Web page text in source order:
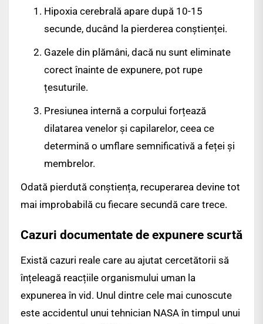
Hipoxia cerebrală apare după 10-15
secunde, ducând la pierderea conștienței.
Gazele din plămâni, dacă nu sunt eliminate
corect înainte de expunere, pot rupe
țesuturile.
Presiunea internă a corpului forțează
dilatarea venelor și capilarelor, ceea ce
determină o umflare semnificativă a feței și
membrelor.
Odată pierdută conștiența, recuperarea devine tot
mai improbabilă cu fiecare secundă care trece.
Cazuri documentate de expunere scurtă
Există cazuri reale care au ajutat cercetătorii să
înțeleagă reacțiile organismului uman la
expunerea în vid. Unul dintre cele mai cunoscute
este accidentul unui tehnician NASA în timpul unui